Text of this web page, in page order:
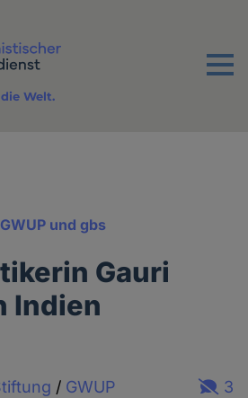
Menu
Welt.
und gbs
Gauri
Indien
/ GWUP
3